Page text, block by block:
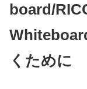
お役立ちコラム
board/
くために